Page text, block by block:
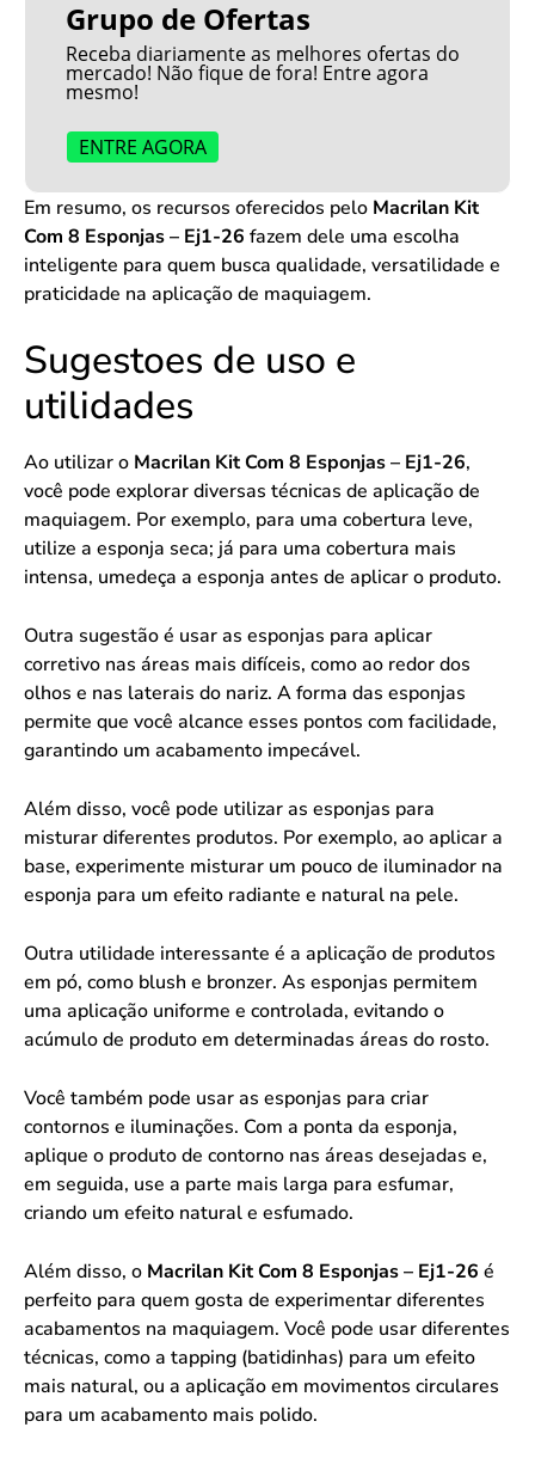
Grupo de Ofertas
Receba diariamente as melhores ofertas do
mercado! Não fique de fora! Entre agora
mesmo!
ENTRE AGORA
Em resumo, os recursos oferecidos pelo Macrilan Kit
Com 8 Esponjas – Ej1-26 fazem dele uma escolha
inteligente para quem busca qualidade, versatilidade e
praticidade na aplicação de maquiagem.
Sugestoes de uso e
utilidades
Ao utilizar o Macrilan Kit Com 8 Esponjas – Ej1-26,
você pode explorar diversas técnicas de aplicação de
maquiagem. Por exemplo, para uma cobertura leve,
utilize a esponja seca; já para uma cobertura mais
intensa, umedeça a esponja antes de aplicar o produto.
Outra sugestão é usar as esponjas para aplicar
corretivo nas áreas mais difíceis, como ao redor dos
olhos e nas laterais do nariz. A forma das esponjas
permite que você alcance esses pontos com facilidade,
garantindo um acabamento impecável.
Além disso, você pode utilizar as esponjas para
misturar diferentes produtos. Por exemplo, ao aplicar a
base, experimente misturar um pouco de iluminador na
esponja para um efeito radiante e natural na pele.
Outra utilidade interessante é a aplicação de produtos
em pó, como blush e bronzer. As esponjas permitem
uma aplicação uniforme e controlada, evitando o
acúmulo de produto em determinadas áreas do rosto.
Você também pode usar as esponjas para criar
contornos e iluminações. Com a ponta da esponja,
aplique o produto de contorno nas áreas desejadas e,
em seguida, use a parte mais larga para esfumar,
criando um efeito natural e esfumado.
Além disso, o Macrilan Kit Com 8 Esponjas – Ej1-26 é
perfeito para quem gosta de experimentar diferentes
acabamentos na maquiagem. Você pode usar diferentes
técnicas, como a tapping (batidinhas) para um efeito
mais natural, ou a aplicação em movimentos circulares
para um acabamento mais polido.